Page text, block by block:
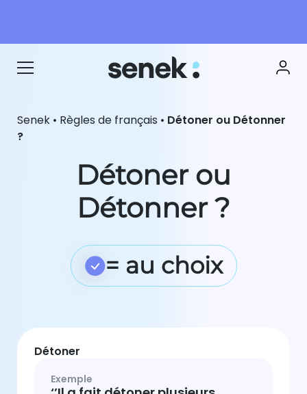
Senek • Règles de français • Détoner ou Détonner
?
Détoner ou
Détonner ?
= au choix
Détoner
Exemple